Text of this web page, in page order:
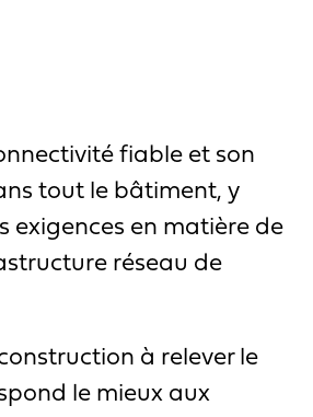
fiable et son
tout le bâtiment, y
exigences en matière de
réseau de
à relever le
le mieux aux